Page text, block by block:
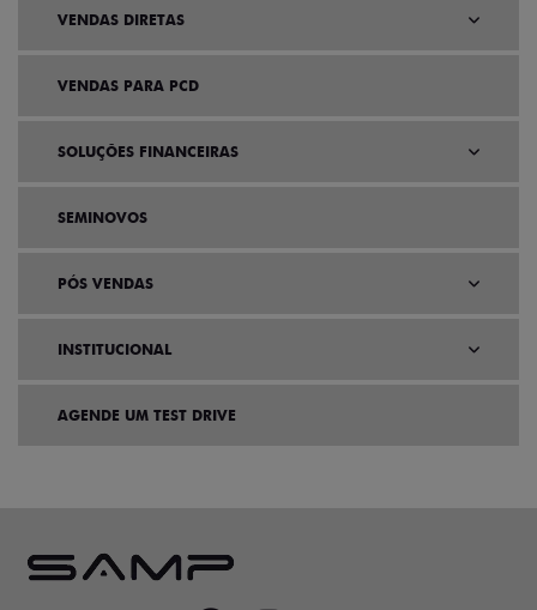
VENDAS DIRETAS
VENDAS PARA PCD
SOLUÇÕES FINANCEIRAS
SEMINOVOS
PÓS VENDAS
INSTITUCIONAL
AGENDE UM TEST DRIVE